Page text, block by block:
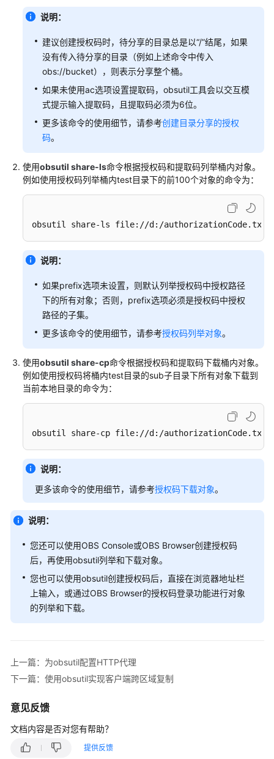
说
明
南
权
限
指
南
最
佳
实
践
SDK
考
视
助
常
问
产
品
语
更
多
说明：
建议创建授权码时，待分享的目录总是以“/”结尾，如果
没有传入待分享的目录（例如上述命令中传入
obs://bucket），则表示分享整个桶。
如果未使用ac选项设置提取码，obsutil工具会以交互模
式提示输入提取码，且提取码必须为6位。
更多该命令的使用细节，请参考创建目录分享的授权
码。
使用obsutil share-ls命令根据授权码和提取码列举桶内对象。
例如使用授权码列举桶内test目录下的前100个对象的命令为：
obsutil share-ls file://d:/authorizationCode.txt -
说明：
如果prefix选项未设置，则默认列举授权码中授权路径
下的所有对象；否则，prefix选项必须是授权码中授权
路径的子集。
更多该命令的使用细节，请参考授权码列举对象。
使用obsutil share-cp命令根据授权码和提取码下载桶内对象。
例如使用授权码将桶内test目录的sub子目录下所有对象下载到
当前本地目录的命令为：
obsutil share-cp file://d:/authorizationCode.txt ./
说明：
更多该命令的使用细节，请参考授权码下载对象。
说明：
您还可以使用OBS Console或OBS Browser创建授权码
后，再使用obsutil列举和下载对象。
您也可以使用obsutil创建授权码后，直接在浏览器地址栏
上输入，或通过OBS Browser的授权码登录功能进行对象
的列举和下载。
上一篇：为obsutil配置HTTP代理
下一篇：使用obsutil实现客户端跨区域复制
意见反馈
文档内容是否对您有帮助？
提供反馈